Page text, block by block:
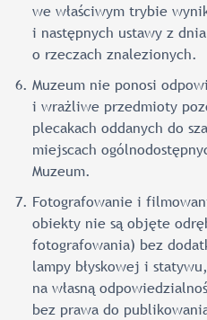
we właściwym trybie
i następnych ustawy z
o rzeczach znalezionych.
Muzeum nie ponosi
i wrażliwe przedmioty
plecakach oddanych do
miejscach
Muzeum.
Fotografowanie i
obiekty nie są objęte
fotografowania) bez
lampy błyskowej i
na własną
bez prawa do